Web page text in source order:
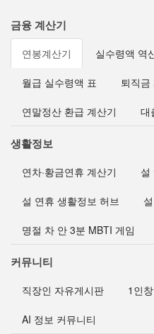
금융 계산기
연봉계산기 실수령액 역
월급 실수령액 표 퇴직금
연말정산 환급 계산기 대
생활정보
연차·황금연휴 계산기 설
설 연휴 생활정보 허브
명절 차 안 3분 MBTI 게임
커뮤니티
직장인 자유게시판 1인
AI 정보 커뮤니티